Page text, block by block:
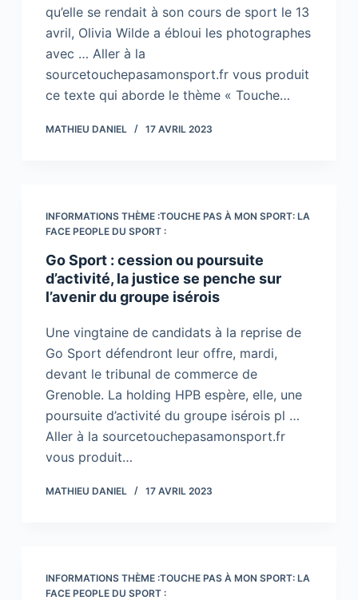
qu’elle se rendait à son cours de sport le 13
avril, Olivia Wilde a ébloui les photographes
avec … Aller à la
sourcetouchepasamonsport.fr vous produit
ce texte qui aborde le thème « Touche…
MATHIEU DANIEL 17 AVRIL 2023
INFORMATIONS THÈME :TOUCHE PAS À MON SPORT: LA
FACE PEOPLE DU SPORT :
Go Sport : cession ou poursuite
d’activité, la justice se penche sur
l’avenir du groupe isérois
Une vingtaine de candidats à la reprise de
Go Sport défendront leur offre, mardi,
devant le tribunal de commerce de
Grenoble. La holding HPB espère, elle, une
poursuite d’activité du groupe isérois pl …
Aller à la sourcetouchepasamonsport.fr
vous produit…
MATHIEU DANIEL 17 AVRIL 2023
INFORMATIONS THÈME :TOUCHE PAS À MON SPORT: LA
FACE PEOPLE DU SPORT :